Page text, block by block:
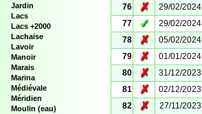
Jardin
Lacs
Lacs +2000
Lachaise
Lavoir
Manoir
Marais
Marina
Médiévale
Méridien
Moulin (eau)
76
✗ 29/02/2024
77
✓ 29/02/2024
78
✗ 05/02/2024
79
✗ 01/01/2024
80
✗ 31/12/2023
81
✗ 02/12/2023
82
✗ 27/11/2023